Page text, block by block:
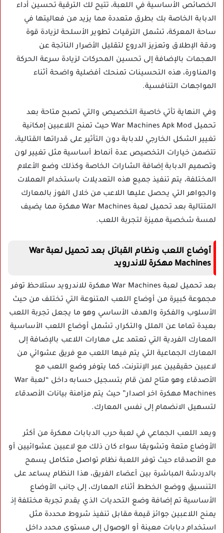
الخصائص الأساسية في اللعبة، تتيح لك الترقية تحسين أداء
الدبابة الخاصة بك بطرق متعددة مما يزيد من فعاليتها في
ساحة المعركة، تشمل الترقيات تطوير الأسلحة لزيادة قوة
ودقة الإطلاق وتعزيز الدروع لتقليل الأضرار الناتجة عن
الهجمات بالإضافة إلى تحسين المحركات لزيادة سرعة الحركة
والمناورة، هذه التحسينات تمنحك أفضلية واضحة أثناء
المواجهات التنافسية.
وفي النهاية تأتي خاصية التخصيص والتي تصبح متاحة بعد
تحميل War Machines Apk Mod حيث تمنح اللاعبين إمكانية
تغيير الشكل الخارجي للدبابة دون التأثير على قدراتها القتالية،
تتضمن خيارات التخصيص عدة أنماط أساسية مثل تغيير لون
وتصميم الدبابة إضافة الشارات الخاصة وكذلك وضع الأعلام
المختلفة، يتم تنفيذ جميع هذه التعديلات باستخدام العملات
والجواهر التي يحصل عليها اللاعب من خلال الفوز بالمعارك
المتتالية بعد تحميل لعبة War Machines مهكرة مما يضيف
لمسة شخصية مميزة لتجربة اللعب.
أوضاع اللعب ونظام القبائل بعد تحميل لعبة War
Machines مهكرة للاندرويد
بعد تحميل لعبة War Machines مهكرة للاندرويد ستلاحظ توفر
مجموعة كبيرة من أوضاع اللعب المتنوعة التي تختلف من حيث
الأسلوب والفكرة والهدف الأساسي وهو ما يجعل تجربة اللعب
بعيدة تماما عن الملل والتكرار، تشمل أوضاع اللعب الأساسية
المعارك الفردية التي تعتمد على مهارات اللاعب بالإضافة إلى
المعارك الجماعية التي يتم فيها اللعب مع فريق عشوائي من
لاعبين حقيقيين عبر الإنترنت، كما يتوفر وضع اللعب مع
الأصدقاء وهو متاح لمن قام بتسجيل حسابه داخل “لعبة War
Machines مهكرة اخر اصدار” حيث يتم مزامنة بيانات الأصدقاء
لتسهيل الانضمام إلى نفس المعارك.
ويعد اللعب الجماعي في لعبة حرب الدبابات مهكرة من أكثر
الأوضاع متعة وتشويقا سواء كان ذلك مع لاعبين عشوائيين أو
مع الأصدقاء حيث توفر اللعبة نظام تواصل متكامل يسمح
بالدردشة المباشرة بين أعضاء الفريق، هذا النظام يساعد على
التنسيق ووضع الخطط أثناء المعارك، إلى جانب الأوضاع
الأساسية تم إضافة وضع التحديات الذي يقدم تجربة مختلفة إذ
يمنح اللاعبين جوائز قيمة مقابل تنفيذ شروط محددة مثل
استخدام دبابات معينة أو الوصول إلى مستوى محدد داخل